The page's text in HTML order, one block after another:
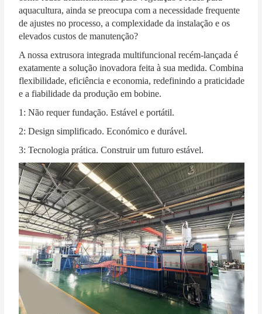
aquacultura, ainda se preocupa com a necessidade frequente
de ajustes no processo, a complexidade da instalação e os
elevados custos de manutenção?
A nossa extrusora integrada multifuncional recém-lançada é
exatamente a solução inovadora feita à sua medida. Combina
flexibilidade, eficiência e economia, redefinindo a praticidade
e a fiabilidade da produção em bobine.
1: Não requer fundação. Estável e portátil.
2: Design simplificado. Económico e durável.
3: Tecnologia prática. Construir um futuro estável.